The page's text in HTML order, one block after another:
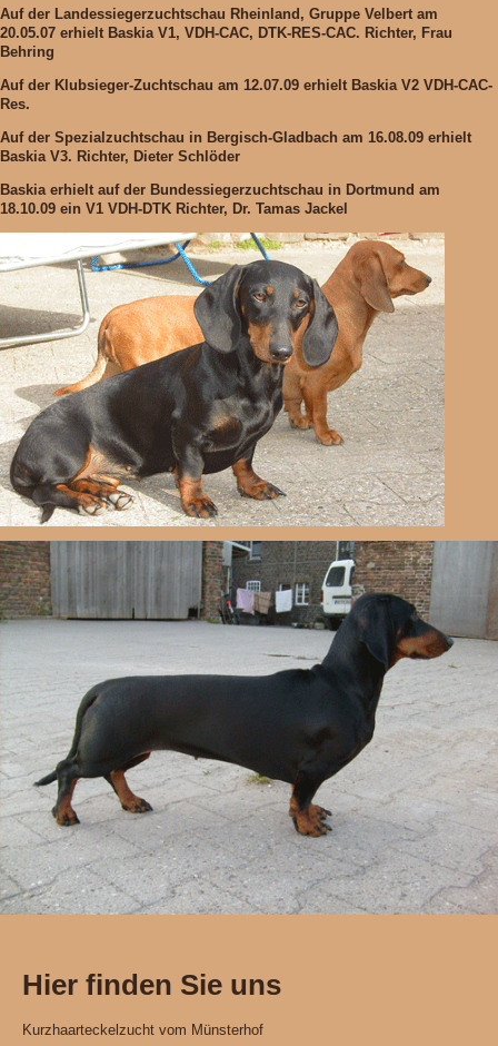
Auf der Landessiegerzuchtschau Rheinland, Gruppe Velbert am
20.05.07 erhielt Baskia V1, VDH-CAC, DTK-RES-CAC. Richter, Frau
Behring
Auf der Klubsieger-Zuchtschau am 12.07.09 erhielt Baskia V2 VDH-CAC-
Res.
Auf der Spezialzuchtschau in Bergisch-Gladbach am 16.08.09 erhielt
BaskiaV3. Richter, Dieter Schlöder
Baskia erhielt auf der Bundessiegerzuchtschau in Dortmund am
18.10.09 ein V1 VDH-DTK Richter, Dr. Tamas Jackel
Hier finden Sie uns
Kurzhaarteckelzucht vom Münsterhof